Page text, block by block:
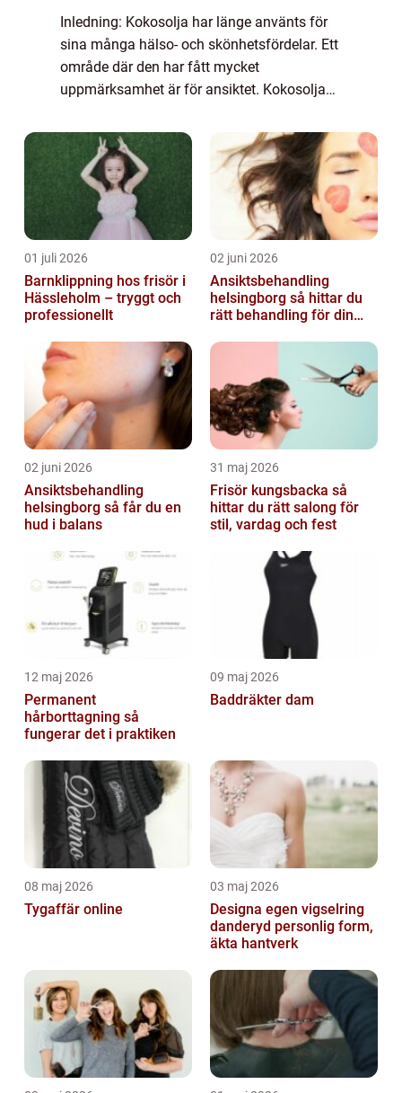
Inledning: Kokosolja har länge använts för
sina många hälso- och skönhetsfördelar. Ett
område där den har fått mycket
uppmärksamhet är för ansiktet. Kokosolja
bland många skönhetsentusiaster. I denna
artikel...
01 juli 2026
Barnklippning hos frisör i
Hässleholm – tryggt och
professionellt
02 juni 2026
Ansiktsbehandling
helsingborg så hittar du
rätt behandling för din
02 juni 2026
Ansiktsbehandling
helsingborg så får du en
hud i balans
31 maj 2026
Frisör kungsbacka så
hittar du rätt salong för
stil, vardag och fest
12 maj 2026
Permanent
hårborttagning så
fungerar det i praktiken
09 maj 2026
Baddräkter dam
08 maj 2026
Tygaffär online
03 maj 2026
Designa egen vigselring
danderyd personlig form,
äkta hantverk